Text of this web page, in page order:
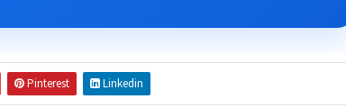
Pinterest Linkedin